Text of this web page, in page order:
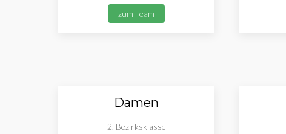
zum Team
Damen
2. Bezirksklasse